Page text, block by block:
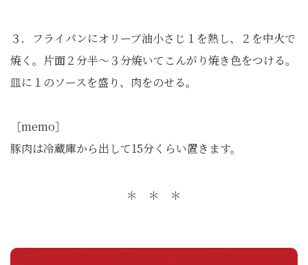
３．フライパンにオリーブ油小さじ１を熱し、２を中火で
焼く。片面２分半～３分焼いてこんがり焼き色をつける。
皿に１のソースを盛り、肉をのせる。
［memo］
豚肉は冷蔵庫から出して15分くらい置きます。
＊ ＊ ＊